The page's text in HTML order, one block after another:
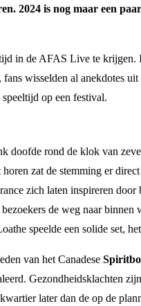
2024 is nog maar een
in de AFAS Live te
wisselden al anekdotes
op een festival.
doofde rond de klok van
zat de stemming er
zich laten inspireren
de weg naar
speelde een solide set,
van het Canadese
Gezondheidsklachten
later dan de op de